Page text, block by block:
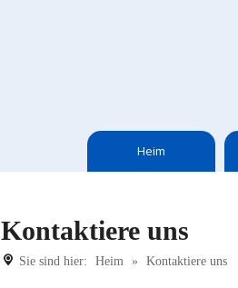
Heim
Kontaktiere uns
Sie sind hier: Heim » Kontaktiere uns